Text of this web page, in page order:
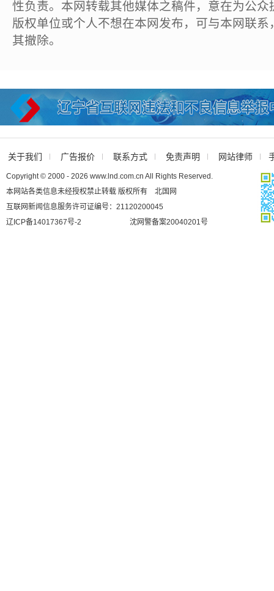
性负责。本网转载其他媒体之稿件，意在为公
版权单位或个人不想在本网发布，可与本网联
其撤除。
关于我们 广告报价 联系方式 免责声明 网站律师
Copyright © 2000 - 2026 www.lnd.com.cn All Rights Reserved.
本网站各类信息未经授权禁止转载 版权所有 北国网
互联网新闻信息服务许可证编号：21120200045
辽ICP备14017367号-2
沈网警备案20040201号